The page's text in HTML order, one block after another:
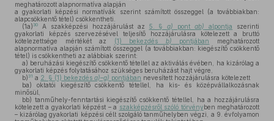
meghatározott alapnormatíva alapján
a gyakorlati képzési normatívák szerint számított összeggel (a továbbiakban:
alapcsökkentő tétel) csökkentheti.
(1a) 30 A szakképzési hozzájárulást az 5. §a) pontab) alpontja szerinti
gyakorlati képzés szervezésével teljesítő hozzájárulásra kötelezett a bruttó
kötelezettsége mértékét az
(1) bekezdés b) pontjában
meghatározott
alapnormatíva alapján számított összeggel (a továbbiakban: kiegészítő csökkentő
tétel) is csökkentheti az alábbiak szerint:
a) beruházási kiegészítő csökkentő tétellel az aktiválás évében, ha kizárólag a
gyakorlati képzés folytatásához szükséges beruházást hajt végre,
b) 31 a 2. § (1) bekezdés a)–g) pontjában nevesített hozzájárulásra kötelezett
ba) oktatói kiegészítő csökkentő tétellel, ha kis- és középvállalkozásnak
minősül,
bb) tanműhely-fenntartási kiegészítő csökkentő tétellel, ha a hozzájárulásra
kötelezett a gyakorlati képzést – a szakképzésről szóló törvényben meghatározott
– kizárólag gyakorlati képzési célt szolgáló tanműhelyben végzi, a 9. évfolyamon